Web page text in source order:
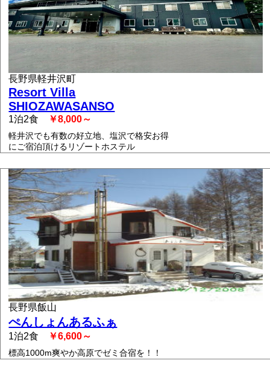
長野県軽井沢町
Resort Villa
SHIOZAWASANSO
1泊2食 ￥8,000～
軽井沢でも有数の好立地、塩沢で格安お得
にご宿泊頂けるリゾートホステル
長野県飯山
ぺんしょんあるふぁ
1泊2食 ￥6,600～
標高1000m爽やか高原でゼミ合宿を！！